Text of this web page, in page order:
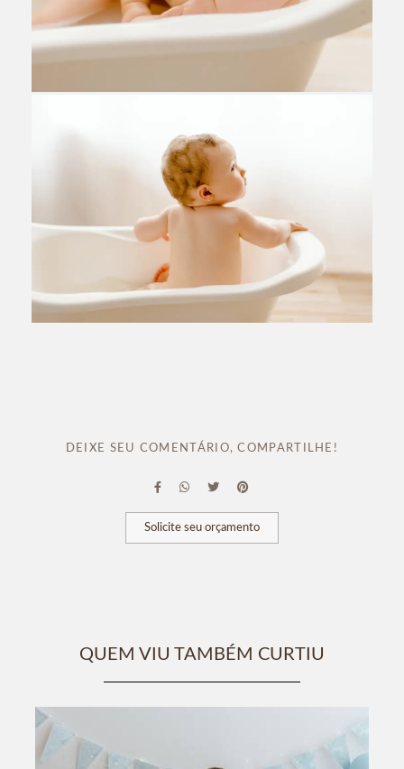
DEIXE SEU COMENTÁRIO, COMPARTILHE!
Solicite seu orçamento
QUEM VIU TAMBÉM CURTIU